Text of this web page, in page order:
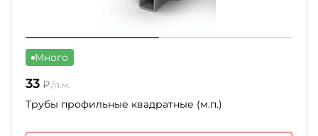
Много
33 ₽/п.м.
Трубы профильные квадратные (м.п.)